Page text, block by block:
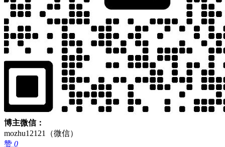
博主微信：
mozhu12121（微信）
赞 0